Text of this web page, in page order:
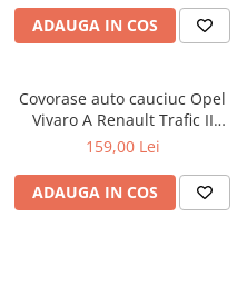
ADAUGA IN COS
Covorase auto cauciuc Opel
Vivaro A Renault Trafic II
Nissan Primastar Frogum El
159,00 Lei
ADAUGA IN COS